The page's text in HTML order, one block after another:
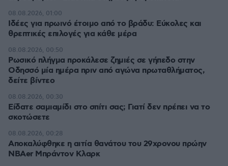
Ιδέες για πρωινό έτοιμο από το βράδυ: Εύκολες και
θρεπτικές επιλογές για κάθε μέρα
08.08.2026, 01:00
Ρωσικό πλήγμα προκάλεσε ζημιές σε γήπεδο στην
Οδησσό μία ημέρα πριν από αγώνα πρωταθλήματος,
δείτε βίντεο
08.08.2026, 00:50
Είδατε σαμιαμίδι στο σπίτι σας; Γιατί δεν πρέπει να το
σκοτώσετε
08.08.2026, 00:30
Αποκαλύφθηκε η αιτία θανάτου του 29χρονου πρώην
NBAer Μπράντον Κλαρκ
08.08.2026, 00:28